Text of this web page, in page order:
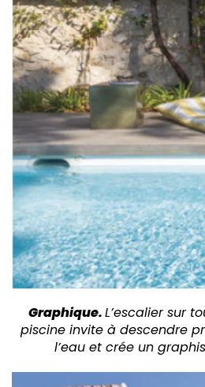
Graphique.L’escalier sur
piscine invite à descendre
l’eau et crée un